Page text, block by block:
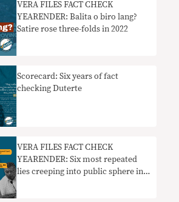
VERA FILES FACT CHECK
YEARENDER: Balita o biro lang?
Satire rose three-folds in 2022
Scorecard: Six years of fact
checking Duterte
VERA FILES FACT CHECK
YEARENDER: Six most repeated
lies creeping into public sphere in